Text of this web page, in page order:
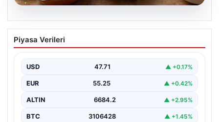
06.08.2026
Tartıdaki Rakamları Artırmak İçin
Sağlıklı ve Yüksek Kalorili 5 Tarif
rahatsızlık hissi yaratmadan, dengeli ve kalori
açısından…
Piyasa Verileri
USD 47.71 ▲ +0.17%
EUR 55.25 ▲ +0.42%
ALTIN 6684.2 ▲ +2.95%
BTC 3106428 ▲ +1.45%